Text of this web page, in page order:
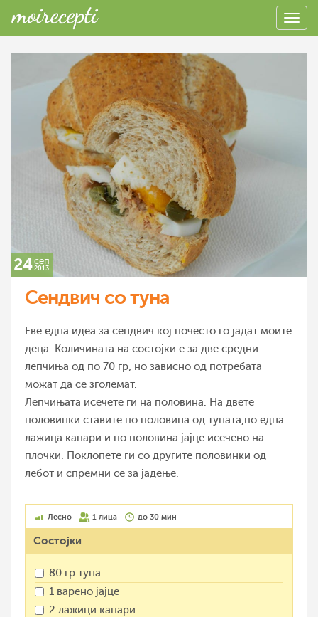
24сеп
2013
Сендвич со туна
Еве една идеа за сендвич кој почесто го јадат моите
деца. Количината на состојки е за две средни
лепчиња од по 70 гр, но зависно од потребата
можат да се зголемат.
Лепчињата исечете ги на половина. На двете
половинки ставите по половина од туната,по една
лажица капари и по половина јајце исечено на
плочки. Поклопете ги со другите половинки од
лебот и спремни се за јадење.
Лесно 1 лица до 30 мин
Состојки
80 гр туна
1 варено јајце
2 лажици капари